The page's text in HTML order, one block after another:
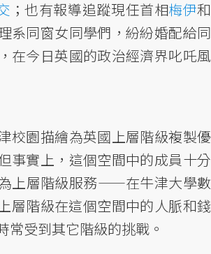
；也有報導追蹤現任首相梅伊和
系同窗女同學們，紛紛婚配給同
在今日英國的政治經濟界叱吒風
校園描繪為英國上層階級複製優
事實上，這個空間中的成員十分
上層階級服務——在牛津大學數
層階級在這個空間中的人脈和錢
常受到其它階級的挑戰。